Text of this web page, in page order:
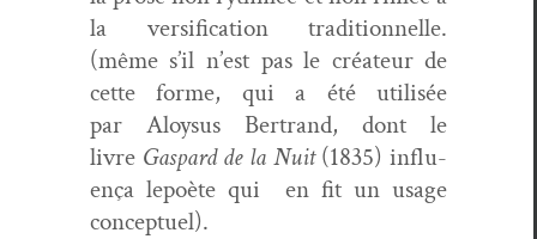
la ver­si­fi­ca­tion tra­di­tion­nelle.
(même s’il n’est pas le créa­teur de
cette forme, qui a été util­isée
par Aloy­sus Bertrand, dont le
livre Gas­pard de la Nuit(1835) influ­
ença lep­oète qui en fit un usage
conceptuel).